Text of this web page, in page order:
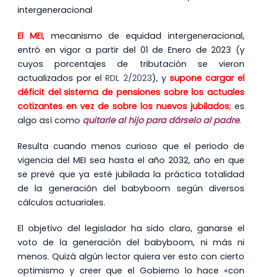
intergeneracional
El MEI, mecanismo de equidad intergeneracional,
entró en vigor a partir del 01 de Enero de 2023 (y
cuyos porcentajes de tributación se vieron
actualizados por elRDL 2/2023), y supone cargar el
déficit del sistema de pensiones sobre los actuales
cotizantes en vez de sobre los nuevos jubilados; es
algo así como quitarle al hijo para dárselo al padre.
Resulta cuando menos curioso que el periodo de
vigencia del MEI sea hasta el año 2032, año en que
se prevé que ya esté jubilada la práctica totalidad
de la generación del babyboom según diversos
cálculos actuariales.
El objetivo del legislador ha sido claro, ganarse el
voto de la generación del babyboom, ni más ni
menos. Quizá algún lector quiera ver esto con cierto
optimismo y creer que el Gobierno lo hace «con